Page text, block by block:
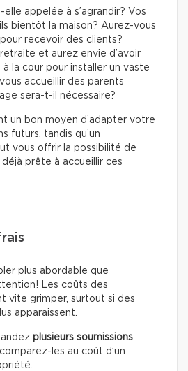
appelée à s’agrandir? Vos
bientôt la maison? Aurez-vous
pour recevoir des clients?
et aurez envie d’avoir
à la cour pour installer un vaste
accueillir des parents
sera-t-il nécessaire?
un bon moyen d’adapter votre
futurs, tandis qu’un
vous offrir la possibilité de
prête à accueillir ces
plus abordable que
Les coûts des
vite grimper, surtout si des
apparaissent.
plusieurs soumissions
les au coût d’un